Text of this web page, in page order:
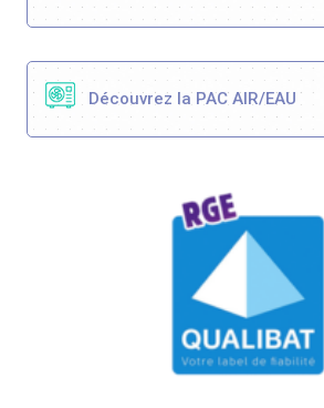
Découvrez la PAC AIR/EAU